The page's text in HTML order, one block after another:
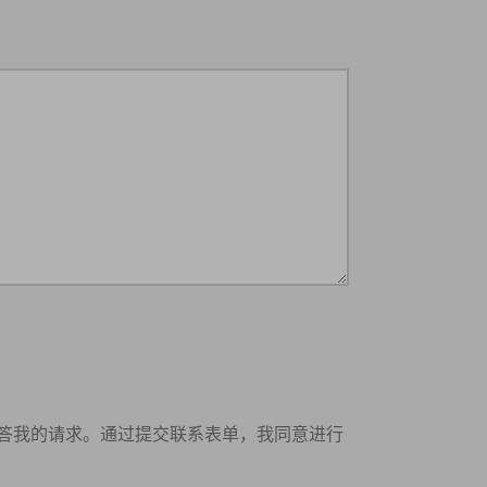
我的请求。通过提交联系表单，我同意进行